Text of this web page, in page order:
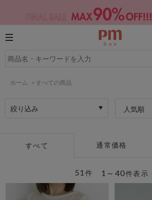
ホーム > すべての商品
絞り込み 人気順
すべて 通常価格
1～40件表示
51件